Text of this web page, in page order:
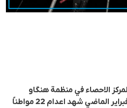
الاحصاء في منظمة هنگاو
لحقوق الانسان ، ان شهر فبراير الماضي شهد اعدام 22 مواطناً